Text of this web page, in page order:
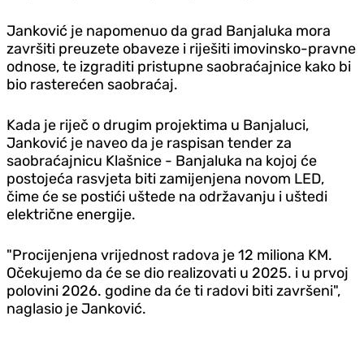
Janković je napomenuo da grad Banjaluka mora
završiti preuzete obaveze i riješiti imovinsko-pravne
odnose, te izgraditi pristupne saobraćajnice kako bi
bio rasterećen saobraćaj.
Kada je riječ o drugim projektima u Banjaluci,
Janković je naveo da je raspisan tender za
saobraćajnicu Klašnice - Banjaluka na kojoj će
postojeća rasvjeta biti zamijenjena novom LED,
čime će se postići uštede na održavanju i uštedi
električne energije.
"Procijenjena vrijednost radova je 12 miliona KM.
Očekujemo da će se dio realizovati u 2025. i u prvoj
polovini 2026. godine da će ti radovi biti završeni",
naglasio je Janković.